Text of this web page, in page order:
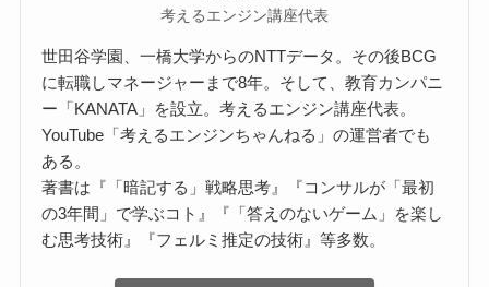
考えるエンジン講座代表
世田谷学園、一橋大学からのNTTデータ。その後BCG
に転職しマネージャーまで8年。そして、教育カンパニ
ー「KANATA」を設立。考えるエンジン講座代表。
YouTube「考えるエンジンちゃんねる」の運営者でも
ある。
著書は『「暗記する」戦略思考』『コンサルが「最初
の3年間」で学ぶコト』『「答えのないゲーム」を楽し
む思考技術』『フェルミ推定の技術』等多数。